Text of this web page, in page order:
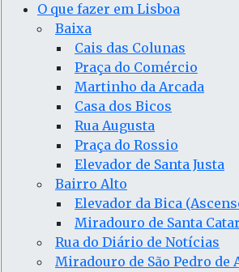
O que fazer em Lisboa
Baixa
Cais das Colunas
Praça do Comércio
Martinho da Arcada
Casa dos Bicos
Rua Augusta
Praça do Rossio
Elevador de Santa Justa
Bairro Alto
Elevador da Bica
Miradouro de Santa
Rua do Diário de Notícias
Miradouro de São Pedro de